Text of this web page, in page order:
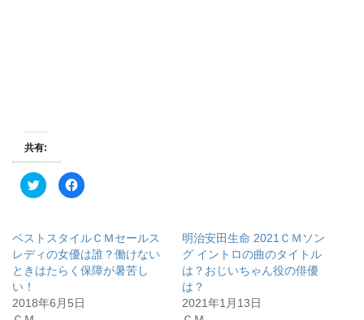
共有:
ク
リ
T
w
i
t
t
r
で
F
a
o
k
で
共
有
る
に
ベストスタイルＣＭセールス
レディの女優は誰？働けない
ときはたらく保障が暑苦し
い！
2018年6月5日
明治安田生命 2021ＣＭソン
グ イントロの曲のタイトル
は？おじいちゃん役の俳優
は？
2021年1月13日